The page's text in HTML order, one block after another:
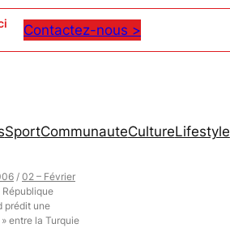
Contactez-nous >
SportCommunauteCultureLifestyle
/ 02 – Février
prédit une
entre la Turquie